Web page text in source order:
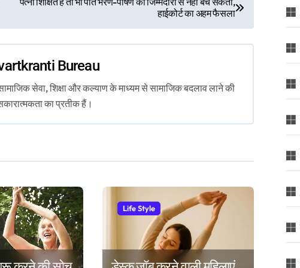
हाईकोर्ट का अहम फैसला
Bureau
सामाजिक सेवा, शिक्षा और कल्याण के माध्यम से सामाजिक बदलाव लाने की
का प्रतीक हैं।
Life Style